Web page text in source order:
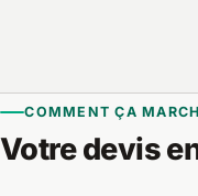
COMMENT ÇA
Votre devis